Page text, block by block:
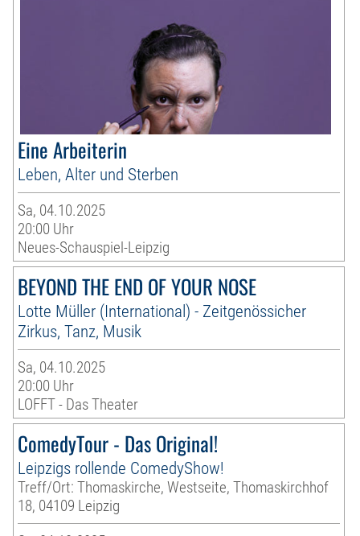
Eine Arbeiterin
Leben, Alter und Sterben
Sa, 04.10.2025
20:00 Uhr
Neues-Schauspiel-Leipzig
BEYOND THE END OF YOUR NOSE
Lotte Müller (International) - Zeitgenössicher
Zirkus, Tanz, Musik
Sa, 04.10.2025
20:00 Uhr
LOFFT - Das Theater
ComedyTour - Das Original!
Leipzigs rollende ComedyShow!
Treff/Ort: Thomaskirche, Westseite, Thomaskirchhof
18, 04109 Leipzig